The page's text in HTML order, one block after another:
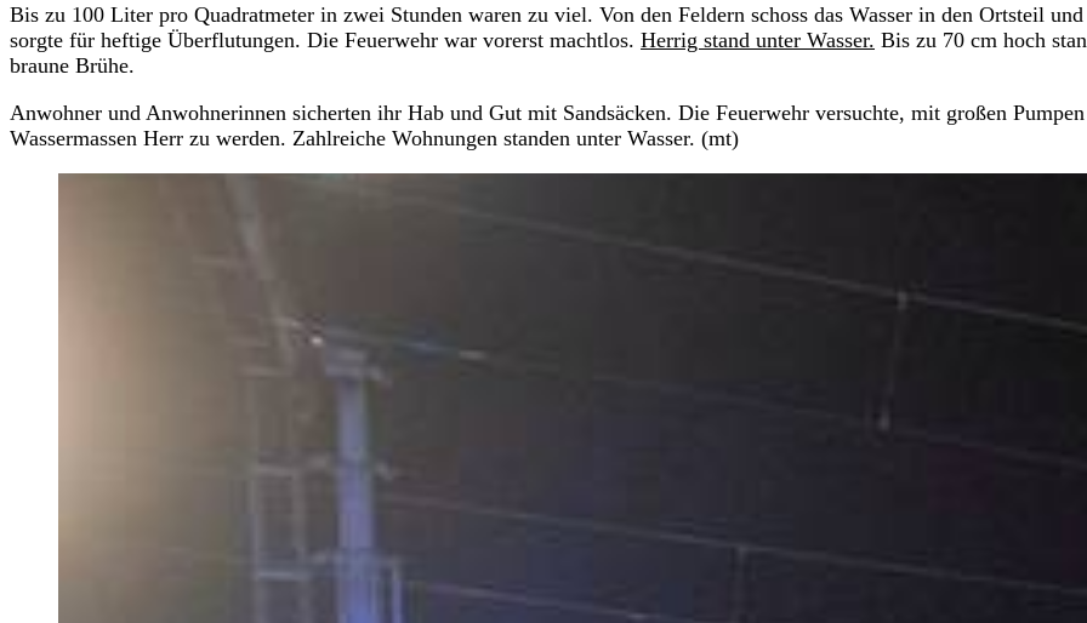
Bis zu 100 Liter pro Quadratmeter in zwei Stunden waren zu viel. Von den Feldern schoss das Wasser in den Ortsteil und
sorgte für heftige Überflutungen. Die Feuerwehr war vorerst machtlos. Herrig stand unter Wasser. Bis zu 70 cm hoch
braune Brühe.
Anwohner und Anwohnerinnen sicherten ihr Hab und Gut mit Sandsäcken. Die Feuerwehr versuchte, mit großen
Wassermassen Herr zu werden. Zahlreiche Wohnungen standen unter Wasser. (mt)